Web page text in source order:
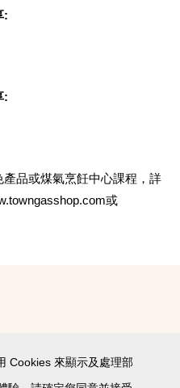
:
:
產品或煤氣烹飪中心課程，詳
或
Cookies 來顯示及處理部